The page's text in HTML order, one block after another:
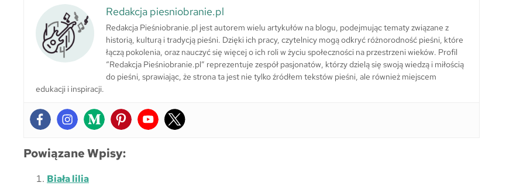
Redakcja piesniobranie.pl
Redakcja Pieśniobranie.pl jest autorem wielu artykułów na blogu, podejmując tematy związane z
historią, kulturą i tradycją pieśni. Dzięki ich pracy, czytelnicy mogą odkryć różnorodność pieśni, które
łączą pokolenia, oraz nauczyć się więcej o ich roli w życiu społeczności na przestrzeni wieków. Profil
“Redakcja Pieśniobranie.pl” reprezentuje zespół pasjonatów, którzy dzielą się swoją wiedzą i miłością
do pieśni, sprawiając, że strona ta jest nie tylko źródłem tekstów pieśni, ale również miejscem
edukacji i inspiracji.
Powiązane Wpisy:
Biała lilia